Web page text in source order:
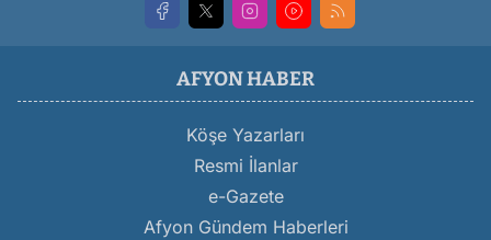
AFYON HABER
Köşe Yazarları
Resmi İlanlar
e-Gazete
Afyon Gündem Haberleri